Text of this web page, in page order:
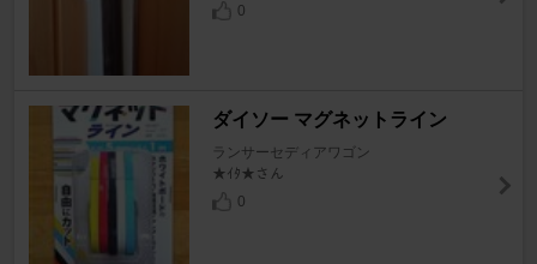
0
ダイソー マグネットライン
ランサーセディアワゴン
★ｲﾀ★さん
0